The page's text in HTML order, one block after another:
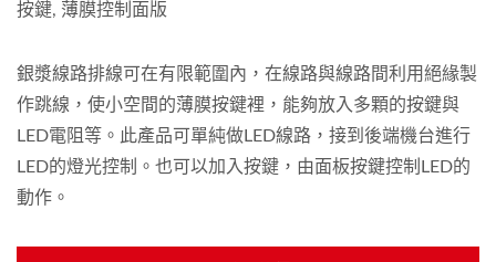
按鍵, 薄膜控制面版
銀漿線路排線可在有限範圍內，在線路與線路間利用絕緣製
作跳線，使小空間的薄膜按鍵裡，能夠放入多顆的按鍵與
LED電阻等。此產品可單純做LED線路，接到後端機台進行
LED的燈光控制。也可以加入按鍵，由面板按鍵控制LED的
動作。